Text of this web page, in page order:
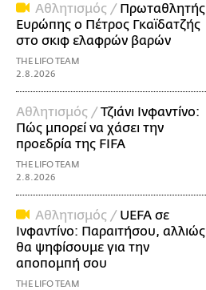
Αθλητισμός / Πρωταθλητής
Ευρώπης ο Πέτρος Γκαϊδατζής
στο σκιφ ελαφρών βαρών
THE LIFO TEAM
2.8.2026
Αθλητισμός /Τζιάνι Ινφαντίνο:
Πώς μπορεί να χάσει την
προεδρία της FIFA
THE LIFO TEAM
2.8.2026
Αθλητισμός / UEFA σε
Ινφαντίνο: Παραιτήσου, αλλιώς
θα ψηφίσουμε για την
αποπομπή σου
THE LIFO TEAM